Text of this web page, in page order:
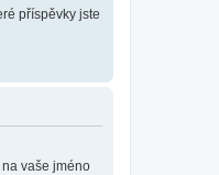
příspěvky jste
vaše jméno